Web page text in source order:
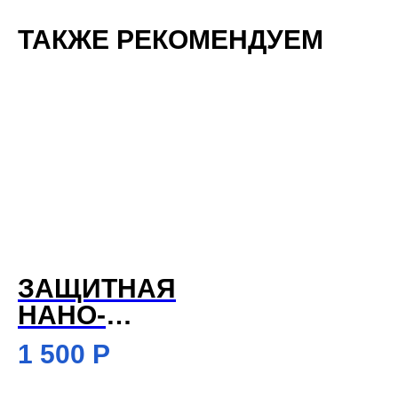
ТАКЖЕ РЕКОМЕНДУЕМ
ЗАЩИТНАЯ
НАНО-
ПЛЕНКА
ACECASE
1 500 Р